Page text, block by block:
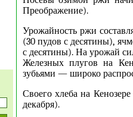
Преображение).
Урожайность ржи
(30 пудов с десятины),
с десятины). На урожай
Железных плугов на
зубьями — широко
Своего хлеба на
декабря).